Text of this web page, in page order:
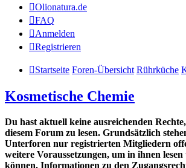
Olionatura.de
FAQ
Anmelden
Registrieren
Startseite Foren-Übersicht Rührküche
Kosmetische Chemie
Du hast aktuell keine ausreichenden
diesem Forum zu lesen. Grundsätzlich
Unterforen nur registrierten Mitgliedern
weitere Voraussetzungen, um in ihnen lesen
können. Informationen zu den